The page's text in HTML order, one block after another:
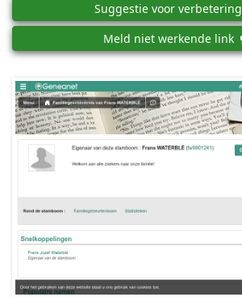
Suggestie voor verbetering
Meld niet werkende link